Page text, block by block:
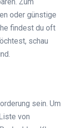
oder günstige
findest du oft
schau
sein. Um
von